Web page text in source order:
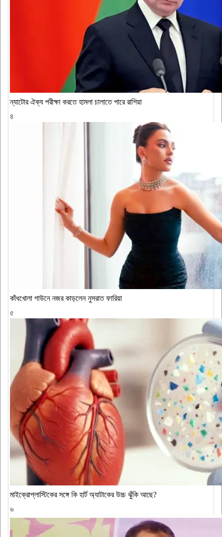
ন্যাটোর ঐক্য পরীক্ষা করতে হামলা চালাতে পারে রাশিয়া
৪
কাঁধখোলা গাউনে নজর কাড়লেন নুসরাত ফারিয়া
৫
মাইক্রোপ্লাস্টিকের সঙ্গে কি হার্ট অ্যাটাকের উচ্চ ঝুঁকি আছে?
৬